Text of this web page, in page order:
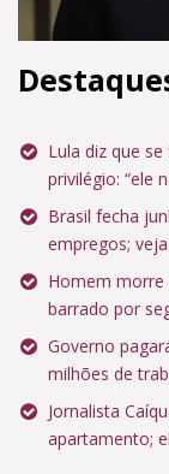
Lula diz que
privilégio: “ele
Brasil fecha
empregos;
Homem morre
barrado por
Governo
milhões de
Jornalista
apartamento;